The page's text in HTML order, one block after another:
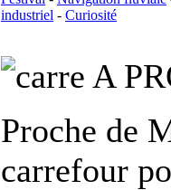
industriel - Curiosité
A
Proche de
carrefour